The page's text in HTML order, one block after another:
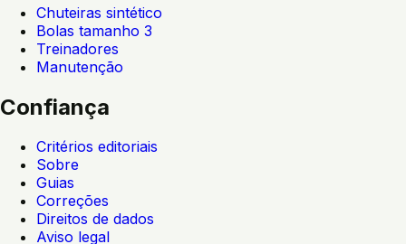
Chuteiras sintético
Bolas tamanho 3
Treinadores
Manutenção
Confiança
Critérios editoriais
Sobre
Guias
Correções
Direitos de dados
Aviso legal